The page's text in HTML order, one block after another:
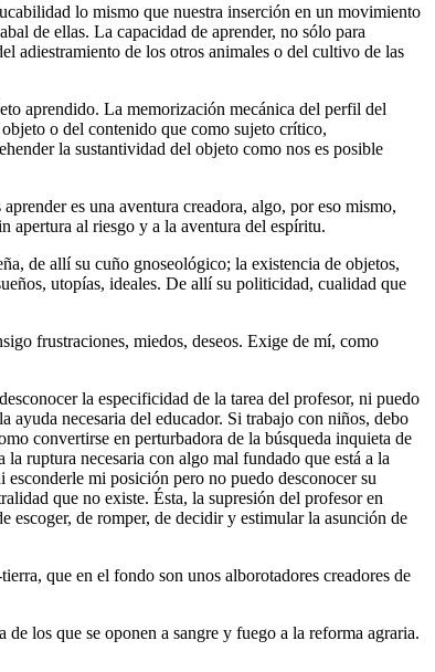
lo mismo que nuestra inserción en un movimiento
de ellas. La capacidad de aprender, no sólo para
adiestramiento de los otros animales o del cultivo de las
aprendido. La memorización mecánica del perfil del
o del contenido que como sujeto crítico,
la sustantividad del objeto como nos es posible
es una aventura creadora, algo, por eso mismo,
apertura al riesgo y a la aventura del espíritu.
de allí su cuño gnoseológico; la existencia de objetos,
utopías, ideales. De allí su politicidad, cualidad que
frustraciones, miedos, deseos. Exige de mí, como
la especificidad de la tarea del profesor, ni puedo
necesaria del educador. Si trabajo con niños, debo
convertirse en perturbadora de la búsqueda inquieta de
ruptura necesaria con algo mal fundado que está a la
mi posición pero no puedo desconocer su
que no existe. Ésta, la supresión del profesor en
escoger, de romper, de decidir y estimular la asunción de
que en el fondo son unos alborotadores creadores de
los que se oponen a sangre y fuego a la reforma agraria.